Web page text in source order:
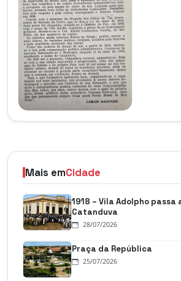
Mais emCidade
1918 – Vila Adolpho passa
Catanduva
28/07/2026
Praça da República
25/07/2026